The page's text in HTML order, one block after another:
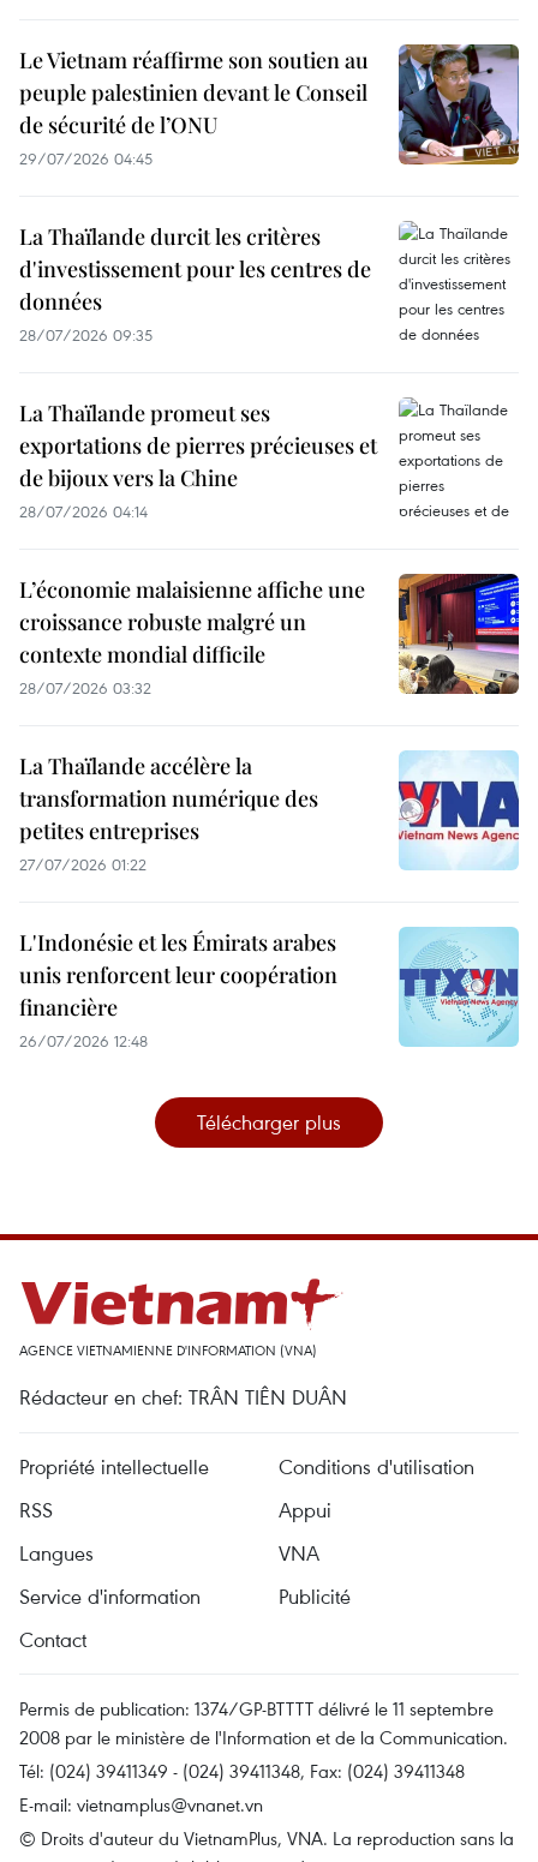
Le Vietnam réaffirme son soutien au
peuple palestinien devant le Conseil
de sécurité de l’ONU
29/07/2026 04:45
La Thaïlande durcit les critères
d'investissement pour les centres de
données
28/07/2026 09:35
La Thaïlande promeut ses
exportations de pierres précieuses et
de bijoux vers la Chine
28/07/2026 04:14
L’économie malaisienne affiche une
croissance robuste malgré un
contexte mondial difficile
28/07/2026 03:32
La Thaïlande accélère la
transformation numérique des
petites entreprises
27/07/2026 01:22
L'Indonésie et les Émirats arabes
unis renforcent leur coopération
financière
26/07/2026 12:48
Télécharger plus
AGENCE VIETNAMIENNE D'INFORMATION (VNA)
Rédacteur en chef: TRÂN TIÊN DUÂN
Propriété intellectuelle
Conditions d'utilisation
RSS
Appui
Langues
VNA
Service d'information
Publicité
Contact
Permis de publication: 1374/GP-BTTTT délivré le 11 septembre
2008 par le ministère de l'Information et de la Communication.
Tél: (024) 39411349 - (024) 39411348, Fax: (024) 39411348
E-mail: vietnamplus@vnanet.vn
© Droits d'auteur du VietnamPlus, VNA. La reproduction sans la